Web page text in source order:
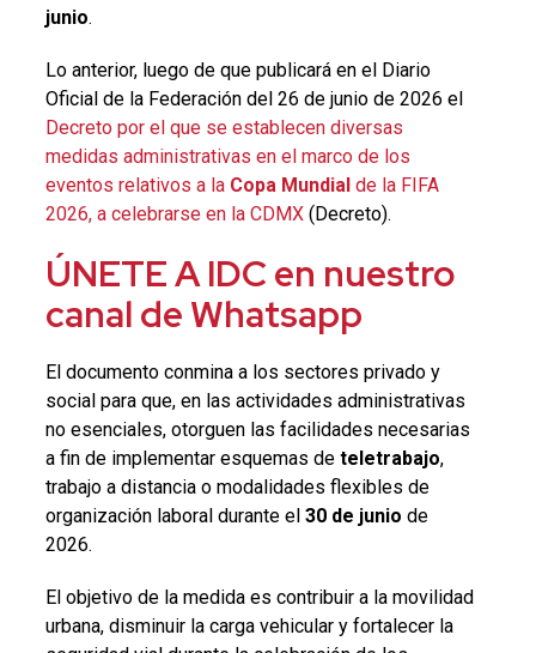
junio.
Lo anterior, luego de que publicará en el Diario
Oficial de la Federación del 26 de junio de 2026 el
Decreto por el que se establecen diversas
medidas administrativas en el marco de los
eventos relativos a la Copa Mundialde la FIFA
2026, a celebrarse en la CDMX(Decreto).
ÚNETE A IDC en nuestro
canal de Whatsapp
El documento conmina a los sectores privado y
social para que, en las actividades administrativas
no esenciales, otorguen las facilidades necesarias
a fin de implementar esquemas de teletrabajo,
trabajo a distancia o modalidades flexibles de
organización laboral durante el 30 de junio de
2026.
El objetivo de la medida es contribuir a la movilidad
urbana, disminuir la carga vehicular y fortalecer la